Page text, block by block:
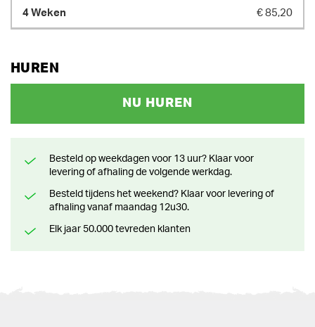
€ 85,20
HUREN
NU HUREN
Besteld op weekdagen voor 13 uur? Klaar voor
levering of afhaling de volgende werkdag.
Besteld tijdens het weekend? Klaar voor levering of
afhaling vanaf maandag 12u30.
Elk jaar 50.000 tevreden klanten